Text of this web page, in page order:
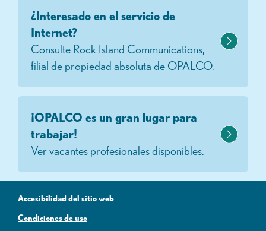
¿Interesado en el servicio de
Internet?
Consulte Rock Island Communications,
filial de propiedad absoluta de OPALCO.
¡OPALCO es un gran lugar para
trabajar!
Ver vacantes profesionales disponibles.
Accesibilidad del sitio web
Condiciones de uso